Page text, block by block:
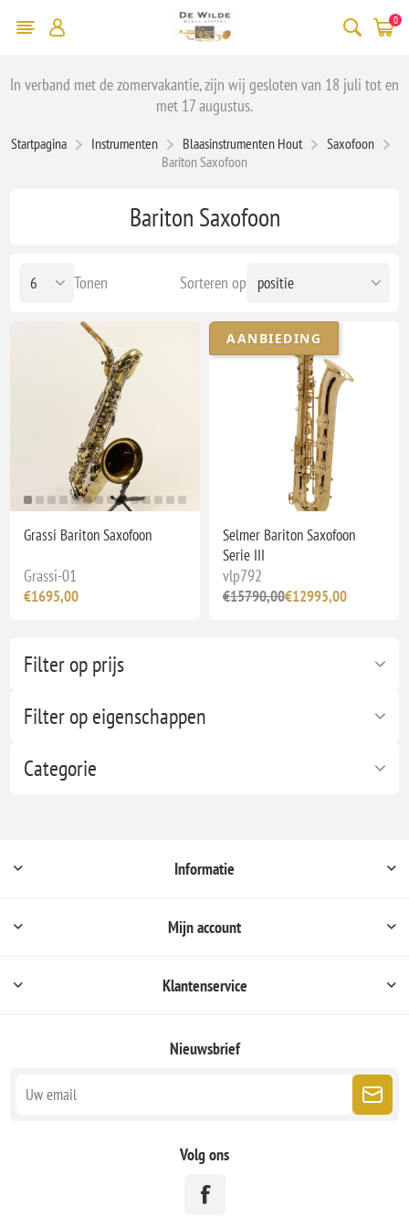
0
In verband met de zomervakantie, zijn wij gesloten van 18 juli tot en
met 17 augustus.
Startpagina Instrumenten Blaasinstrumenten Hout
Saxofoon
Bariton Saxofoon
Filter op prijs
Filter op eigenschappen
Categorie
Bariton Saxofoon
Sorteren op
Tonen
Grassi Bariton Saxofoon
Grassi-01
€1695,00
AANBIEDING
Selmer Bariton Saxofoon
Serie III
vlp792
€15790,00€12995,00
Informatie
Mijn account
Klantenservice
Nieuwsbrief
Volg ons